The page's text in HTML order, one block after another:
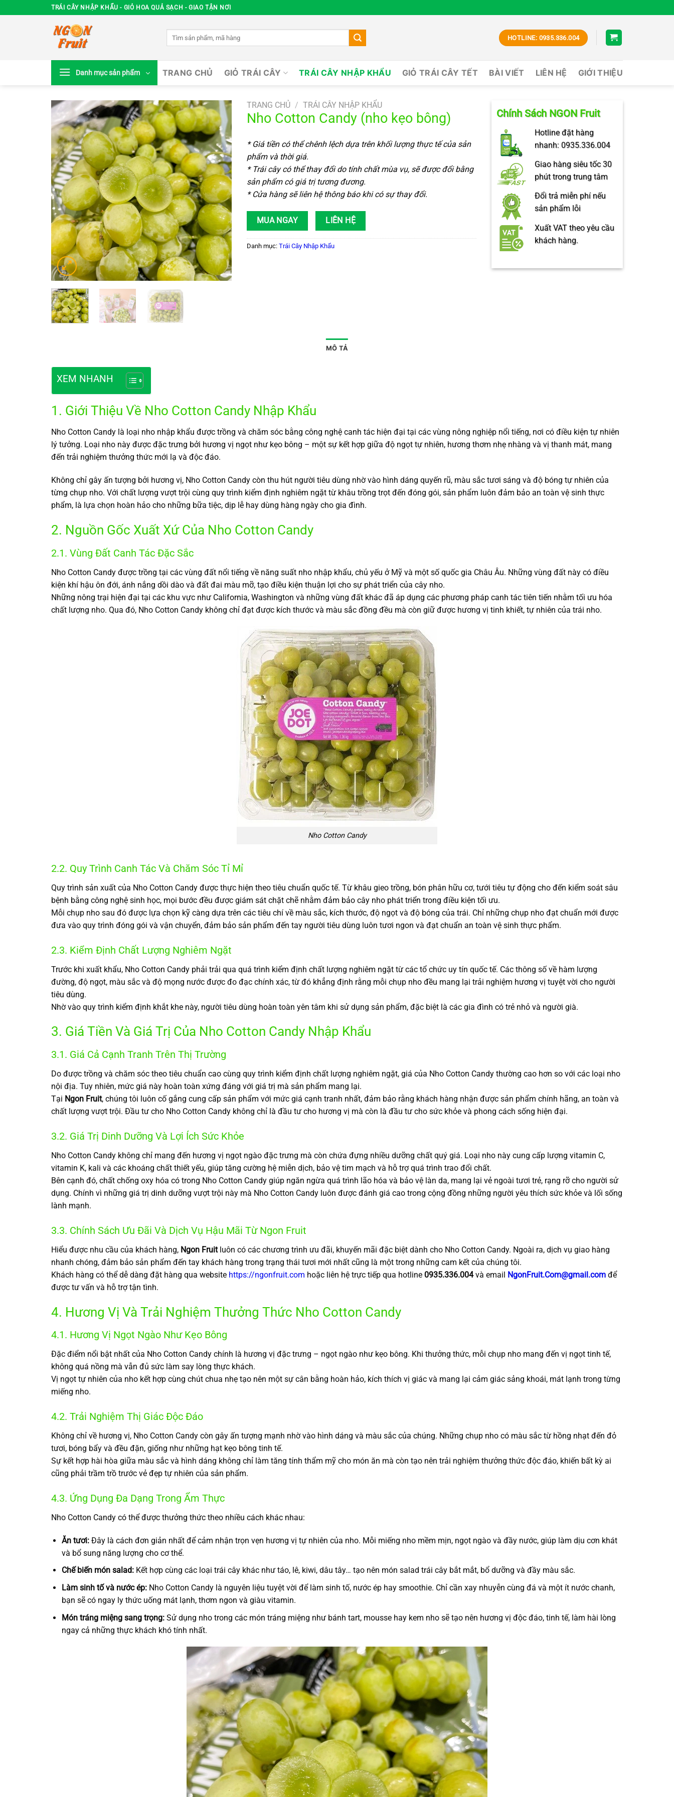
đến
TRÁI CÂY NHẬP KHẨU - GIỎ HOA QUẢ SẠCH - GIAO TẬN NƠI
HOTLINE: 0935.336.004
Danh mục sản phẩm TRANG CHỦ GIỎ TRÁI CÂY TRÁI CÂY NHẬP KHẨU GIỎ TRÁI CÂY TẾT BÀI VIẾT LIÊN HỆ GIỚI THIỆU
TRANG CHỦ / TRÁI CÂY NHẬP KHẨU
Nho Cotton Candy (nho kẹo bông)
* Giá tiền có thể chênh lệch dựa trên khối lượng thực tế của sản
phẩm và thời giá.
* Trái cây có thể thay đổi do tính chất mùa vụ, sẽ được đổi bằng
sản phẩm có giá trị tương đương.
* Cửa hàng sẽ liên hệ thông báo khi có sự thay đổi.
MUA NGAY LIÊN HỆ
Danh mục: Trái Cây Nhập Khẩu
Chính Sách NGON Fruit
Hotline đặt hàng
nhanh: 0935.336.004
Giao hàng siêu tốc 30
phút trong trung tâm
Đổi trả miễn phí nếu
sản phẩm lỗi
Xuất VAT theo yêu cầu
khách hàng.
MÔ TẢ
XEM NHANH
1. Giới Thiệu Về Nho Cotton Candy Nhập Khẩu
Nho Cotton Candy là loại nho nhập khẩu được trồng và chăm sóc bằng công nghệ canh tác hiện đại tại các vùng nông nghiệp nổi tiếng, nơi có điều kiện tự nhiên
lý tưởng. Loại nho này được đặc trưng bởi hương vị ngọt như kẹo bông – một sự kết hợp giữa độ ngọt tự nhiên, hương thơm nhẹ nhàng và vị thanh mát, mang
đến trải nghiệm thưởng thức mới lạ và độc đáo.
Không chỉ gây ấn tượng bởi hương vị, Nho Cotton Candy còn thu hút người tiêu dùng nhờ vào hình dáng quyến rũ, màu sắc tươi sáng và độ bóng tự nhiên của
từng chụp nho. Với chất lượng vượt trội cùng quy trình kiểm định nghiêm ngặt từ khâu trồng trọt đến đóng gói, sản phẩm luôn đảm bảo an toàn vệ sinh thực
phẩm, là lựa chọn hoàn hảo cho những bữa tiệc, dịp lễ hay dùng hàng ngày cho gia đình.
2. Nguồn Gốc Xuất Xứ Của Nho Cotton Candy
2.1. Vùng Đất Canh Tác Đặc Sắc
Nho Cotton Candy được trồng tại các vùng đất nổi tiếng về năng suất nho nhập khẩu, chủ yếu ở Mỹ và một số quốc gia Châu Âu. Những vùng đất này có điều
kiện khí hậu ôn đới, ánh nắng dồi dào và đất đai màu mỡ, tạo điều kiện thuận lợi cho sự phát triển của cây nho.
Những nông trại hiện đại tại các khu vực như California, Washington và những vùng đất khác đã áp dụng các phương pháp canh tác tiên tiến nhằm tối ưu hóa
chất lượng nho. Qua đó, Nho Cotton Candy không chỉ đạt được kích thước và màu sắc đồng đều mà còn giữ được hương vị tinh khiết, tự nhiên của trái nho.
Nho Cotton Candy
2.2. Quy Trình Canh Tác Và Chăm Sóc Tỉ Mỉ
Quy trình sản xuất của Nho Cotton Candy được thực hiện theo tiêu chuẩn quốc tế. Từ khâu gieo trồng, bón phân hữu cơ, tưới tiêu tự động cho đến kiểm soát sâu
bệnh bằng công nghệ sinh học, mọi bước đều được giám sát chặt chẽ nhằm đảm bảo cây nho phát triển trong điều kiện tối ưu.
Mỗi chụp nho sau đó được lựa chọn kỹ càng dựa trên các tiêu chí về màu sắc, kích thước, độ ngọt và độ bóng của trái. Chỉ những chụp nho đạt chuẩn mới được
đưa vào quy trình đóng gói và vận chuyển, đảm bảo sản phẩm đến tay người tiêu dùng luôn tươi ngon và đạt chuẩn an toàn vệ sinh thực phẩm.
2.3. Kiểm Định Chất Lượng Nghiêm Ngặt
Trước khi xuất khẩu, Nho Cotton Candy phải trải qua quá trình kiểm định chất lượng nghiêm ngặt từ các tổ chức uy tín quốc tế. Các thông số về hàm lượng
đường, độ ngọt, màu sắc và độ mọng nước được đo đạc chính xác, từ đó khẳng định rằng mỗi chụp nho đều mang lại trải nghiệm hương vị tuyệt vời cho người
tiêu dùng.
Nhờ vào quy trình kiểm định khắt khe này, người tiêu dùng hoàn toàn yên tâm khi sử dụng sản phẩm, đặc biệt là các gia đình có trẻ nhỏ và người già.
3. Giá Tiền Và Giá Trị Của Nho Cotton Candy Nhập Khẩu
3.1. Giá Cả Cạnh Tranh Trên Thị Trường
Do được trồng và chăm sóc theo tiêu chuẩn cao cùng quy trình kiểm định chất lượng nghiêm ngặt, giá của Nho Cotton Candy thường cao hơn so với các loại nho
nội địa. Tuy nhiên, mức giá này hoàn toàn xứng đáng với giá trị mà sản phẩm mang lại.
Tại Ngon Fruit, chúng tôi luôn cố gắng cung cấp sản phẩm với mức giá cạnh tranh nhất, đảm bảo rằng khách hàng nhận được sản phẩm chính hãng, an toàn và
chất lượng vượt trội. Đầu tư cho Nho Cotton Candy không chỉ là đầu tư cho hương vị mà còn là đầu tư cho sức khỏe và phong cách sống hiện đại.
3.2. Giá Trị Dinh Dưỡng Và Lợi Ích Sức Khỏe
Nho Cotton Candy không chỉ mang đến hương vị ngọt ngào đặc trưng mà còn chứa đựng nhiều dưỡng chất quý giá. Loại nho này cung cấp lượng vitamin C,
vitamin K, kali và các khoáng chất thiết yếu, giúp tăng cường hệ miễn dịch, bảo vệ tim mạch và hỗ trợ quá trình trao đổi chất.
Bên cạnh đó, chất chống oxy hóa có trong Nho Cotton Candy giúp ngăn ngừa quá trình lão hóa và bảo vệ làn da, mang lại vẻ ngoài tươi trẻ, rạng rỡ cho người sử
dụng. Chính vì những giá trị dinh dưỡng vượt trội này mà Nho Cotton Candy luôn được đánh giá cao trong cộng đồng những người yêu thích sức khỏe và lối sống
lành mạnh.
3.3. Chính Sách Ưu Đãi Và Dịch Vụ Hậu Mãi Từ Ngon Fruit
Hiểu được nhu cầu của khách hàng, Ngon Fruitluôn có các chương trình ưu đãi, khuyến mãi đặc biệt dành cho Nho Cotton Candy. Ngoài ra, dịch vụ giao hàng
nhanh chóng, đảm bảo sản phẩm đến tay khách hàng trong trạng thái tươi mới nhất cũng là một trong những cam kết của chúng tôi.
Khách hàng có thể dễ dàng đặt hàng qua website https://ngonfruit.com hoặc liên hệ trực tiếp qua hotline 0935.336.004và email NgonFruit.Com@gmail.com để
được tư vấn và hỗ trợ tận tình.
4. Hương Vị Và Trải Nghiệm Thưởng Thức Nho Cotton Candy
4.1. Hương Vị Ngọt Ngào Như Kẹo Bông
Đặc điểm nổi bật nhất của Nho Cotton Candy chính là hương vị đặc trưng – ngọt ngào như kẹo bông. Khi thưởng thức, mỗi chụp nho mang đến vị ngọt tinh tế,
không quá nồng mà vẫn đủ sức làm say lòng thực khách.
Vị ngọt tự nhiên của nho kết hợp cùng chút chua nhẹ tạo nên một sự cân bằng hoàn hảo, kích thích vị giác và mang lại cảm giác sảng khoái, mát lạnh trong từng
miếng nho.
4.2. Trải Nghiệm Thị Giác Độc Đáo
Không chỉ về hương vị, Nho Cotton Candy còn gây ấn tượng mạnh nhờ vào hình dáng và màu sắc của chúng. Những chụp nho có màu sắc từ hồng nhạt đến đỏ
tươi, bóng bẩy và đều đặn, giống như những hạt kẹo bông tinh tế.
Sự kết hợp hài hòa giữa màu sắc và hình dáng không chỉ làm tăng tính thẩm mỹ cho món ăn mà còn tạo nên trải nghiệm thưởng thức độc đáo, khiến bất kỳ ai
cũng phải trầm trồ trước vẻ đẹp tự nhiên của sản phẩm.
4.3. Ứng Dụng Đa Dạng Trong Ẩm Thực
Nho Cotton Candy có thể được thưởng thức theo nhiều cách khác nhau:
Ăn tươi:Đây là cách đơn giản nhất để cảm nhận trọn vẹn hương vị tự nhiên của nho. Mỗi miếng nho mềm mịn, ngọt ngào và đầy nước, giúp làm dịu cơn khát
và bổ sung năng lượng cho cơ thể.
Chế biến món salad:Kết hợp cùng các loại trái cây khác như táo, lê, kiwi, dâu tây… tạo nên món salad trái cây bắt mắt, bổ dưỡng và đầy màu sắc.
Làm sinh tố và nước ép:Nho Cotton Candy là nguyên liệu tuyệt vời để làm sinh tố, nước ép hay smoothie. Chỉ cần xay nhuyễn cùng đá và một ít nước chanh,
bạn sẽ có ngay ly thức uống mát lạnh, thơm ngon và giàu vitamin.
Món tráng miệng sang trọng:Sử dụng nho trong các món tráng miệng như bánh tart, mousse hay kem nho sẽ tạo nên hương vị độc đáo, tinh tế, làm hài lòng
ngay cả những thực khách khó tính nhất.